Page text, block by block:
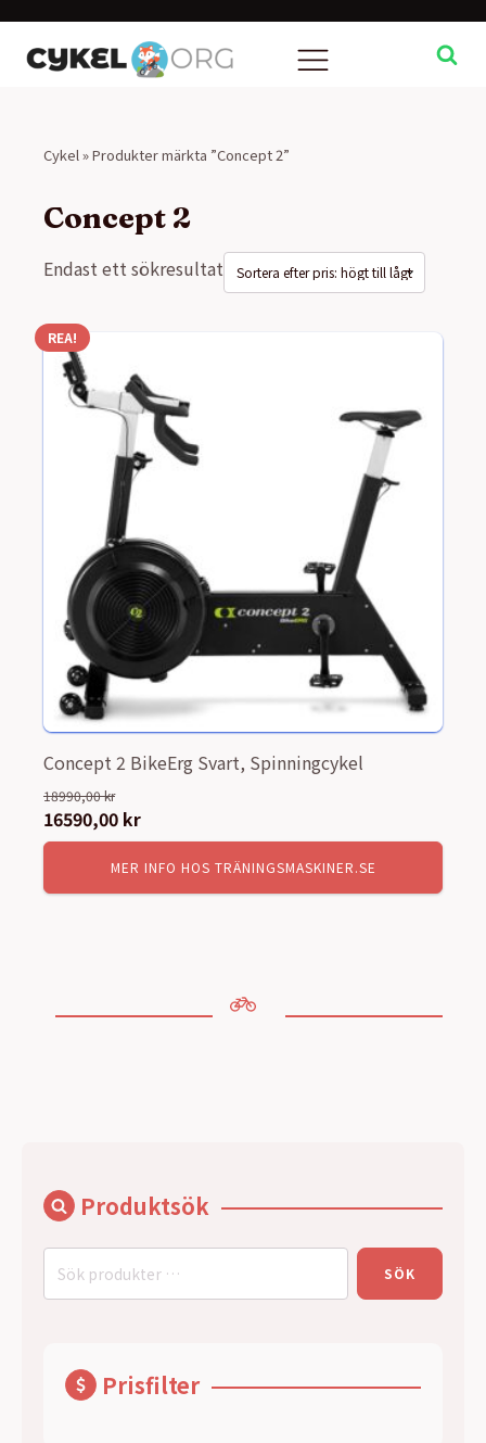
Cykel »Produkter märkta ”Concept 2”
Concept 2
Endast ett sökresultat
REA!
Concept 2 BikeErg Svart, Spinningcykel
18990,00kr
Det
ursprungliga
var:
16590,00 kr
nuvarande
priset
är:
MER INFO HOS TRÄNINGSMASKINER.SE
Produktsök
Sök
SÖK
Prisfilter